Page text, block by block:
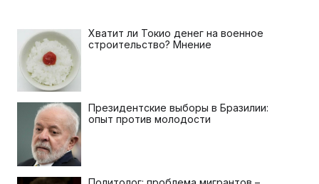
Хватит ли Токио денег на военное
строительство? Мнение
Президентские выборы в Бразилии:
опыт против молодости